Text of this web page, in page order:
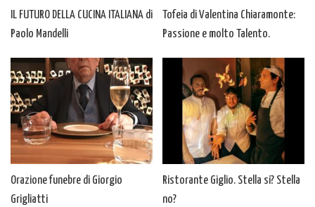
IL FUTURO DELLA CUCINA ITALIANA di
Paolo Mandelli
Tofeia di Valentina Chiaramonte:
Passione e molto Talento.
Orazione funebre di Giorgio
Grigliatti
Ristorante Giglio. Stella si? Stella
no?